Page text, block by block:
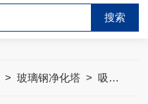
>玻璃钢净化塔 >吸收塔